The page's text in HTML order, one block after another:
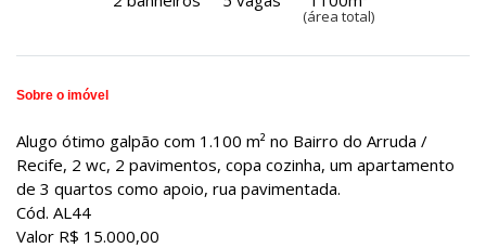
(área total)
Sobre o imóvel
Alugo ótimo galpão com 1.100 m² no Bairro do Arruda /
Recife, 2 wc, 2 pavimentos, copa cozinha, um apartamento
de 3 quartos como apoio, rua pavimentada.
Cód. AL44
Valor R$ 15.000,00